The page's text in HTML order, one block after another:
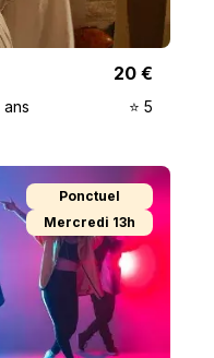
20 €
ans ⭐️ 5
Ponctuel
Mercredi 13h